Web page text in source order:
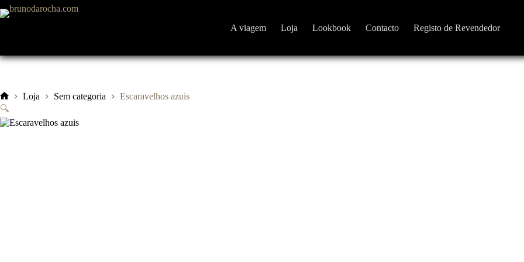
Pular
para
A viagem Loja Lookbook Contacto Registo de Revendedor
Início
Loja Sem categoria
Escaravelhos azuis
🔍